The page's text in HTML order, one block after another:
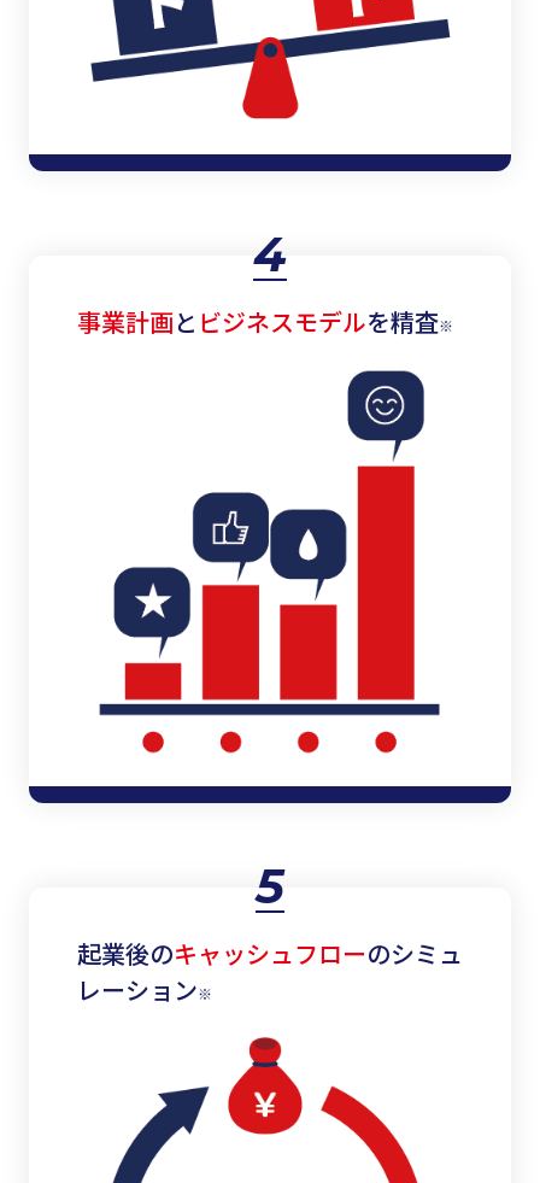
事業計画と ビジネスモデルを精査※
4
起業後のキャッシュフローのシミュ
レーション※
5